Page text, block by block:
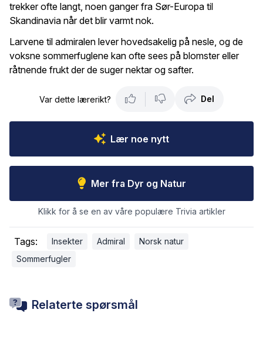
trekker ofte langt, noen ganger fra Sør-Europa til
Skandinavia når det blir varmt nok.
Larvene til admiralen lever hovedsakelig på nesle, og de
voksne sommerfuglene kan ofte sees på blomster eller
råtnende frukt der de suger nektar og safter.
Var dette lærerikt? Del
Lær noe nytt
Mer fra Dyr og Natur
Klikk for å se en av våre populære Trivia artikler
Tags: Insekter Admiral
Norsk natur
Sommerfugler
Relaterte spørsmål